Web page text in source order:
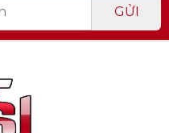
GỬI